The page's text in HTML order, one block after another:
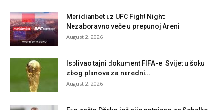
Meridianbet uz UFC Fight Night:
Nezaboravno veče u prepunoj Areni
August 2, 2026
Isplivao tajni dokument FIFA-e: Svijet u šoku
zbog planova za naredni...
August 2, 2026